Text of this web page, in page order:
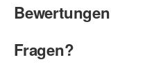
Bewertungen
Fragen?